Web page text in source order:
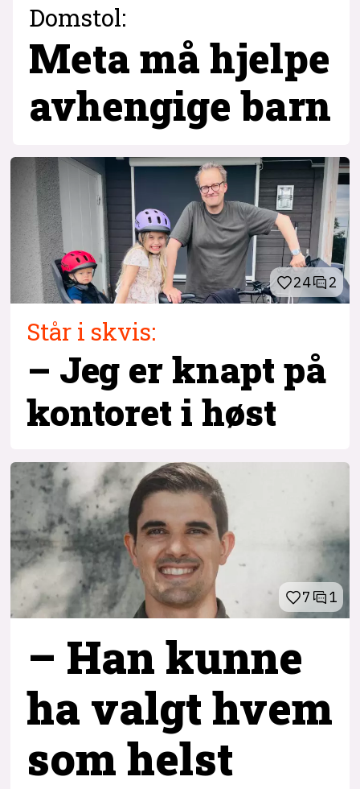
Domstol:
Meta må hjelpe
avhengige barn
24 2
Står i skvis:
– Jeg er knapt på
kontoret i høst
7 1
– Han kunne
ha valgt hvem
som helst